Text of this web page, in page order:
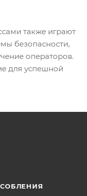
также играют
безопасности,
операторов.
для успешной